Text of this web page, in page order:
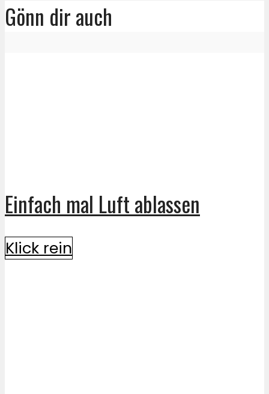
Gönn dir auch
Einfach mal Luft ablassen
Klick rein